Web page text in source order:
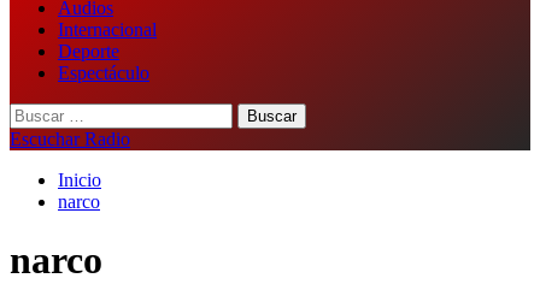
Audios
Internacional
Deporte
Espectáculo
Buscar:
Escuchar Radio
Inicio
narco
narco